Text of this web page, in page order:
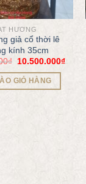
HƯƠNG
giả cổ thời lê
kính 35cm
₫ 10.500.000₫
GIỎ HÀNG